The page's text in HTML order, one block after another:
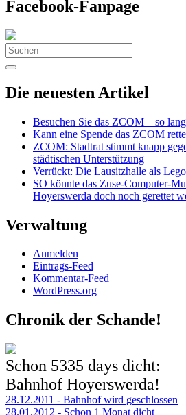
Facebook-Fanpage
Search
for:
Die neuesten Artikel
Besuchen Sie das ZCOM – so
Kann eine Spende das ZCOM
ZCOM: Stadtrat stimmt knapp
städtischen Unterstützung
Verrückt: Die Lausitzhalle als
SO könnte das Zuse-Computer-
Hoyerswerda doch noch gerettet
Verwaltung
Anmelden
Eintrags-Feed
Kommentar-Feed
WordPress.org
Chronik der Schande!
Schon 5335 days dicht:
Bahnhof Hoyerswerda!
28.12.2011 - Bahnhof wird geschlossen
28.01.2012 - Schon 1 Monat dicht